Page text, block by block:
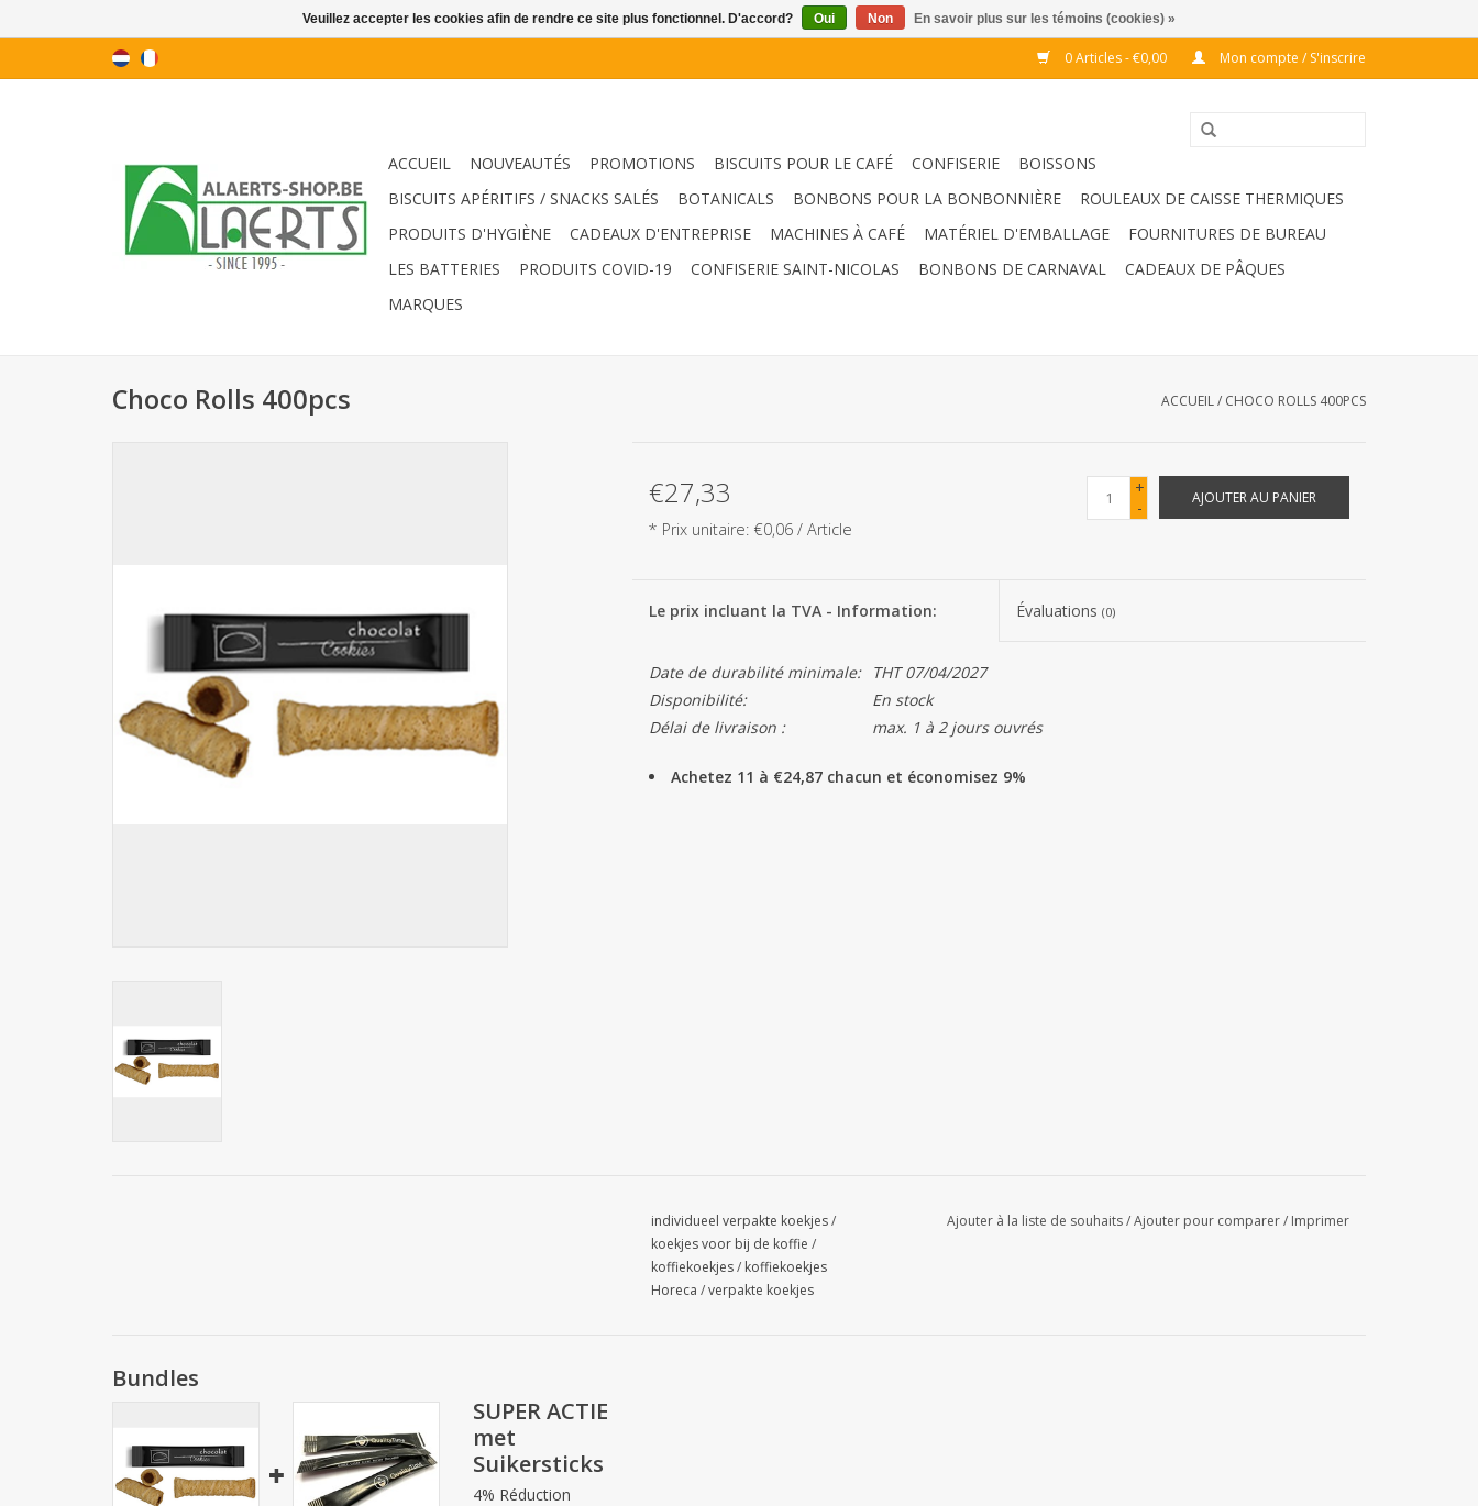
0 Articles - €0,00 Mon compte / S'inscrire
ACCUEIL NOUVEAUTÉS PROMOTIONS BISCUITS POUR LE CAFÉ CONFISERIE
BOISSONS
BISCUITS APÉRITIFS / SNACKS SALÉS
BOTANICALS BONBONS POUR LA BONBONNIÈRE
ROULEAUX DE CAISSE THERMIQUES
PRODUITS D'HYGIÈNE
CADEAUX D'ENTREPRISE MACHINES À CAFÉ MATÉRIEL D'EMBALLAGE
FOURNITURES DE BUREAU
LES BATTERIES
PRODUITS COVID-19 CONFISERIE SAINT-NICOLAS BONBONS DE CARNAVAL
CADEAUX DE PÂQUES
MARQUES
Choco Rolls 400pcs ACCUEIL/ CHOCO ROLLS 400PCS
€27,33
* Prix unitaire: €0,06 / Article
+
-
AJOUTER AU PANIER
Le prix incluant la TVA - Information: Évaluations(0)
Date de durabilité minimale:
THT 07/04/2027
Disponibilité:
En stock
Délai de livraison :
max. 1 à 2 jours ouvrés
Achetez 11 à €24,87 chacun et économisez 9%
individueel verpakte koekjes/
koekjes voor bij de koffie /
koffiekoekjes/ koffiekoekjes
Horeca /verpakte koekjes
Ajouter à la liste de souhaits/Ajouter pour comparer/ Imprimer
Bundles
SUPER ACTIE
met
Suikersticks
4% Réduction
Veuillez accepter les cookies afin de rendre ce site plus fonctionnel. D'accord? Oui Non En savoir plus sur les témoins (cookies) »